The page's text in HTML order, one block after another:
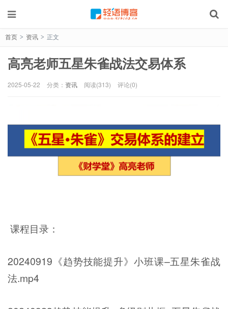
首页 > 资讯 > 正文
高亮老师五星朱雀战法交易体系
2025-05-22 分类： 资讯 阅读(313) 评论(0)
课程目录：
20240919《趋势技能提升》小班课–五星朱雀战
法.mp4